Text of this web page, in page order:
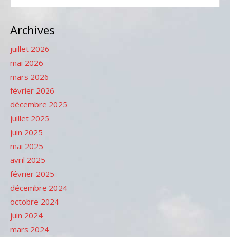
Archives
juillet 2026
mai 2026
mars 2026
février 2026
décembre 2025
juillet 2025
juin 2025
mai 2025
avril 2025
février 2025
décembre 2024
octobre 2024
juin 2024
mars 2024